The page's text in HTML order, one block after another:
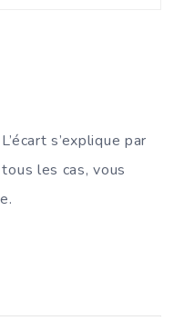
s’explique par
les cas, vous